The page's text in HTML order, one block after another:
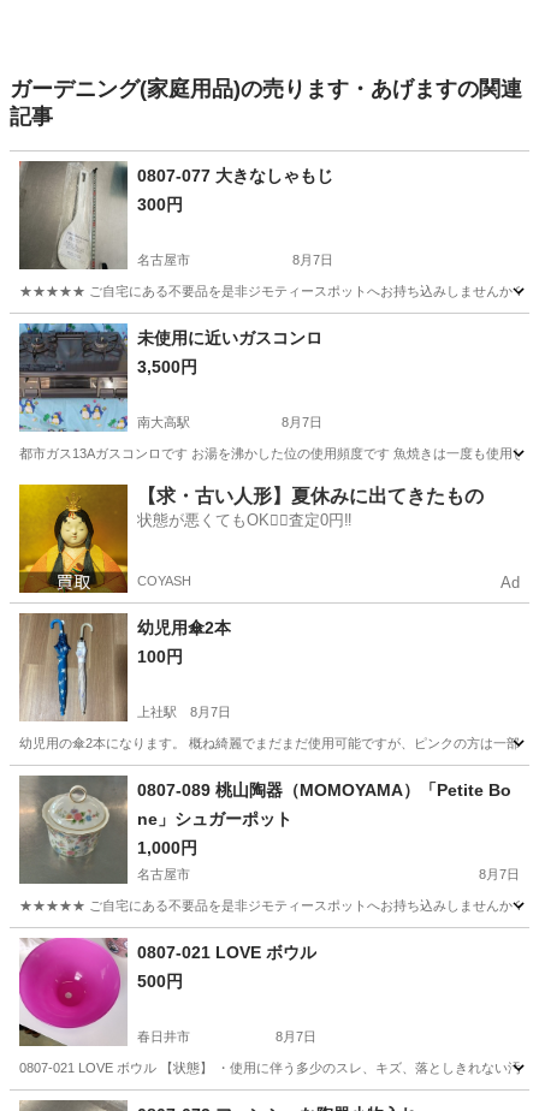
ガーデニング(家庭用品)の売ります・あげますの関連
記事
0807-077 大きなしゃもじ
300円
名古屋市 8月7日
★★★★★ ご自宅にある不要品を是非ジモティースポットへお持ち込みしませんか？
愛知 名古屋市 生活雑貨 現地
未使用に近いガスコンロ
3,500円
南大高駅 8月7日
都市ガス13Aガスコンロです お湯を沸かした位の使用頻度です 魚焼きは一度も使用し
南大高駅 調理器具
【求・古い人形】夏休みに出てきたもの
状態が悪くてもOK🙆‍♀️査定0円‼️
COYASH Ad
幼児用傘2本
100円
上社駅 8月7日
幼児用の傘2本になります。 概ね綺麗でまだまだ使用可能ですが、ピンクの方は一部
愛知 名古屋市 家庭用品
0807-089 桃山陶器（MOMOYAMA）「Petite Bo
ne」シュガーポット
1,000円
名古屋市 8月7日
★★★★★ ご自宅にある不要品を是非ジモティースポットへお持ち込みしませんか？
愛知 名古屋市 MOMOYAMA
0807-021 LOVE ボウル
500円
春日井市 8月7日
0807-021 LOVE ボウル 【状態】 ・使用に伴う多少のスレ、キズ、落としきれない汚
愛知 春日井市